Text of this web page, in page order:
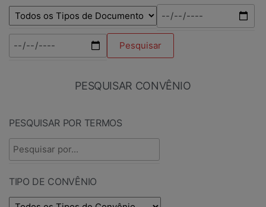
PESQUISAR CONVÊNIO
PESQUISAR POR TERMOS
TIPO DE CONVÊNIO